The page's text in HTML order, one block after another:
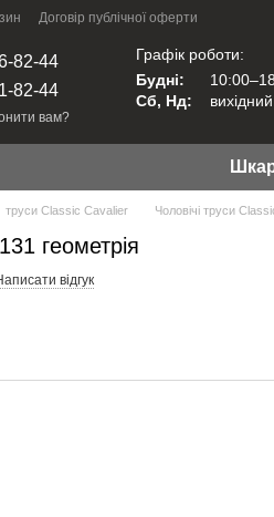
Договір публічної оферти
82-44
82-44
вам?
Графік роботи:
Будні:
Сб, Нд:
вихідний
труси Classic Cavalier Чоловічі труси
геометрія
відгук